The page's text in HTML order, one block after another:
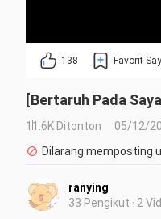
138 Favorit
[Bertaruh Pada
11.6K Ditonton
05/12/
Dilarang memposting
ranying
33 Pengikut · 2